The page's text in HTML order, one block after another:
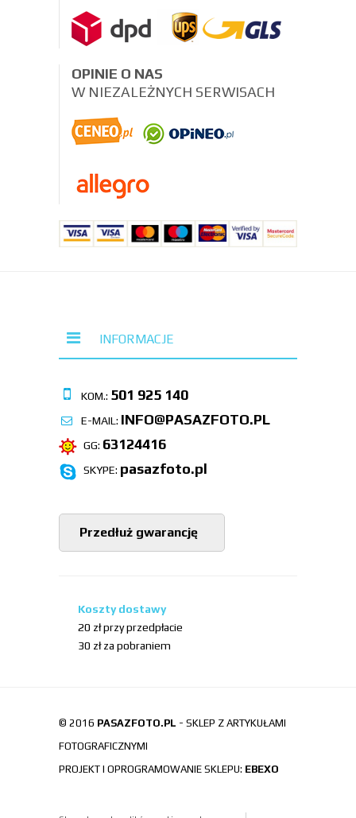
OPINIE O NAS
W NIEZALEŻNYCH SERWISACH
INFORMACJE
KOM.: 501 925 140
E-MAIL: INFO@PASAZFOTO.PL
GG: 63124416
SKYPE: pasazfoto.pl
Przedłuż gwarancję
Koszty dostawy
20 zł przy przedpłacie
30 zł za pobraniem
© 2016 PASAZFOTO.PL - SKLEP Z ARTYKUŁAMI
FOTOGRAFICZNYMI
PROJEKT I OPROGRAMOWANIE SKLEPU: EBEXO